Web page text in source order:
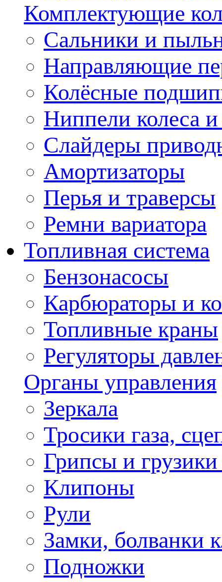
Комплектующие
Сальники и
Направляющие
Колёсные
Ниппели колеса
Слайдеры
Амортизаторы
Перья и траверсы
Ремни вариатора
Топливная система
Бензонасосы
Карбюраторы и
Топливные краны
Регуляторы
Органы управления
Зеркала
Тросики газа,
Грипсы и грузики
Клипоны
Рули
Замки, болванки
Подножки